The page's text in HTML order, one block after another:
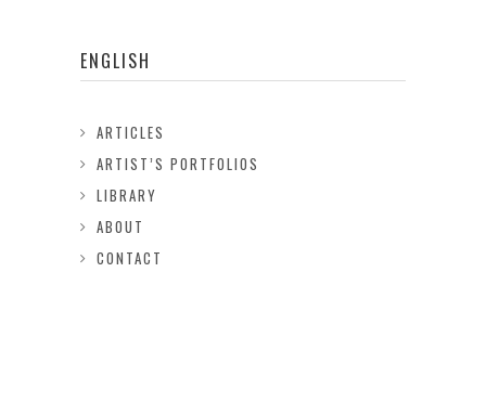
ENGLISH
ARTICLES
ARTIST’S PORTFOLIOS
LIBRARY
ABOUT
CONTACT